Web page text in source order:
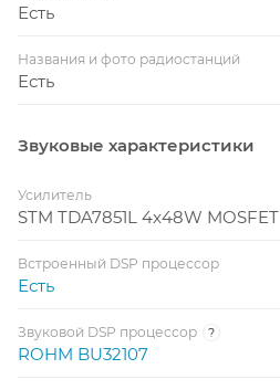
Есть
Названия и фото радиостанций
Есть
Звуковые характеристики
Усилитель
STM TDA7851L 4x48W MOSFET
Встроенный DSP процессор
Есть
Звуковой DSP процессор ?
ROHM BU32107